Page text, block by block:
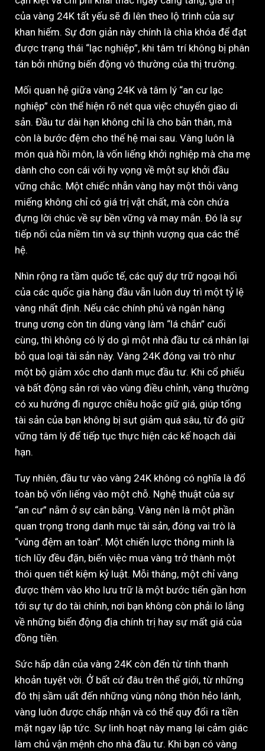
của vàng 24K tất yếu sẽ đi lên theo lộ trình của sự
khan hiếm. Sự đơn giản này chính là chìa khóa để đạt
được trạng thái “lạc nghiệp”, khi tâm trí không bị phân
tán bởi những biến động vô thường của thị trường.
Mối quan hệ giữa vàng 24K và tâm lý “an cư lạc
nghiệp” còn thể hiện rõ nét qua việc chuyển giao di
sản. Đầu tư dài hạn không chỉ là cho bản thân, mà
còn là bước đệm cho thế hệ mai sau. Vàng luôn là
món quà hồi môn, là vốn liếng khởi nghiệp mà cha mẹ
dành cho con cái với hy vọng về một sự khởi đầu
vững chắc. Một chiếc nhẫn vàng hay một thỏi vàng
miếng không chỉ có giá trị vật chất, mà còn chứa
đựng lời chúc về sự bền vững và may mắn. Đó là sự
tiếp nối của niềm tin và sự thịnh vượng qua các thế
hệ.
Nhìn rộng ra tầm quốc tế, các quỹ dự trữ ngoại hối
của các quốc gia hàng đầu vẫn luôn duy trì một tỷ lệ
vàng nhất định. Nếu các chính phủ và ngân hàng
trung ương còn tin dùng vàng làm “lá chắn” cuối
cùng, thì không có lý do gì một nhà đầu tư cá nhân lại
bỏ qua loại tài sản này. Vàng 24K đóng vai trò như
một bộ giảm xóc cho danh mục đầu tư. Khi cổ phiếu
và bất động sản rơi vào vùng điều chỉnh, vàng thường
có xu hướng đi ngược chiều hoặc giữ giá, giúp tổng
tài sản của bạn không bị sụt giảm quá sâu, từ đó giữ
vững tâm lý để tiếp tục thực hiện các kế hoạch dài
hạn.
Tuy nhiên, đầu tư vào vàng 24K không có nghĩa là đổ
toàn bộ vốn liếng vào một chỗ. Nghệ thuật của sự
“an cư” nằm ở sự cân bằng. Vàng nên là một phần
quan trọng trong danh mục tài sản, đóng vai trò là
“vùng đệm an toàn”. Một chiến lược thông minh là
tích lũy đều đặn, biến việc mua vàng trở thành một
thói quen tiết kiệm kỷ luật. Mỗi tháng, một chỉ vàng
được thêm vào kho lưu trữ là một bước tiến gần hơn
tới sự tự do tài chính, nơi bạn không còn phải lo lắng
về những biến động địa chính trị hay sự mất giá của
đồng tiền.
Sức hấp dẫn của vàng 24K còn đến từ tính thanh
khoản tuyệt vời. Ở bất cứ đâu trên thế giới, từ những
đô thị sầm uất đến những vùng nông thôn hẻo lánh,
vàng luôn được chấp nhận và có thể quy đổi ra tiền
mặt ngay lập tức. Sự linh hoạt này mang lại cảm giác
làm chủ vận mệnh cho nhà đầu tư. Khi bạn có vàng